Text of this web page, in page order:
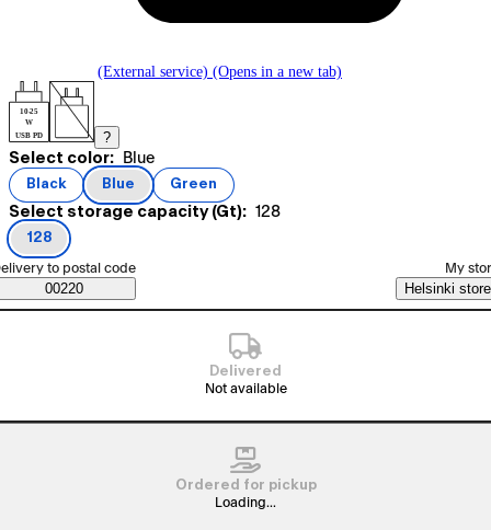
(External service) (Opens in a new tab)
10-25
W
USB PD
?
Product variants
Select color: Current selection Blue
Blue
Black
(color
Blue
(color )
Green
(color)
Select storage capacity (Gt): Current selection 128
128
128
(storage capacity (Gt)
Saatavuustiedot
order method
to postal code
00220
My
Helsinki store
Delivered
Not available
Ordered for pickup
Loading...